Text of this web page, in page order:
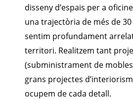
disseny d’espais per a
una trajectòria de més de 30
sentim profundament
territori. Realitzem tant
(subministrament de mobles
grans projectes
ocupem de cada detall.